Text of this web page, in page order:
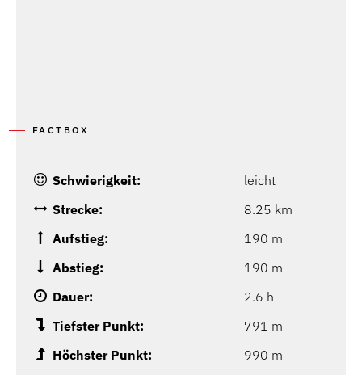
FACTBOX
Schwierigkeit:
leicht
Strecke:
8.25 km
Aufstieg:
190 m
Abstieg:
190 m
Dauer:
2.6 h
Tiefster Punkt:
791 m
Höchster Punkt:
990 m